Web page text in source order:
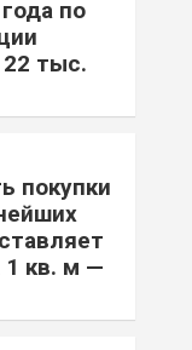
по
тыс.
покупки
1 кв. м —